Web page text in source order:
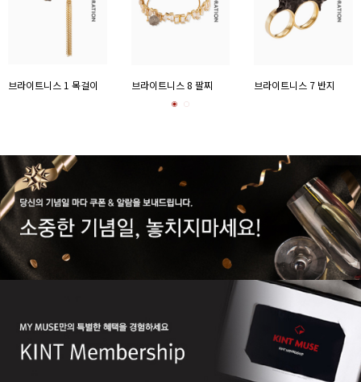
브라이트니스 1 목걸이 브라이트니스 8 팔찌 브라이트니스 7 반지